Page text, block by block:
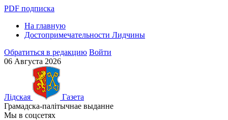
PDF подписка
На главную
Достопримечательности Лидчины
Обратиться в редакцию Войти
06 Августа 2026
Лiдская
Газета
Грамадска-палiтычнае выданне
Мы в соцсетях